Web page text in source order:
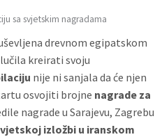
sa svjetskim nagradama
drevnom egipatskom
kreirati svoju
nije ni sanjala da će njen
osvojiti brojne nagrade za
nagrade u Sarajevu, Zagrebu
izložbi u iranskom